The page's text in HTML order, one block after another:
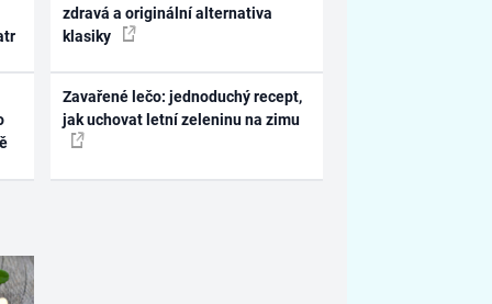
zdravá a originální alternativa
klasiky
Zavařené lečo: jednoduchý recept,
jak uchovat letní zeleninu na zimu